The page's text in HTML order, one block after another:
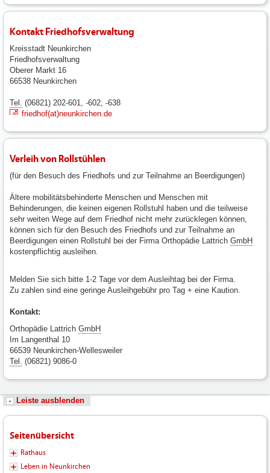
Kontakt Friedhofsverwaltung
Kreisstadt Neunkirchen
Friedhofsverwaltung
Oberer Markt 16
66538 Neunkirchen
Tel. (06821) 202-601, -602, -638
friedhof(at)neunkirchen.de
Verleih von Rollstühlen
(für den Besuch des Friedhofs und zur Teilnahme an Beerdigungen)
Ältere mobilitätsbehinderte Menschen und Menschen mit
Behinderungen, die keinen eigenen Rollstuhl haben und die teilweise
sehr weiten Wege auf dem Friedhof nicht mehr zurücklegen können,
können sich für den Besuch des Friedhofs und zur Teilnahme an
Beerdigungen einen Rollstuhl bei der Firma Orthopädie Lattrich GmbH
kostenpflichtig ausleihen.
Melden Sie sich bitte 1-2 Tage vor dem Ausleihtag bei der Firma.
Zu zahlen sind eine geringe Ausleihgebühr pro Tag + eine Kaution.
Kontakt:
Orthopädie Lattrich GmbH
Im Langenthal 10
66539 Neunkirchen-Wellesweiler
Tel. (06821) 9086-0
Leiste ausblenden
Seitenübersicht
Rathaus
Leben in Neunkirchen